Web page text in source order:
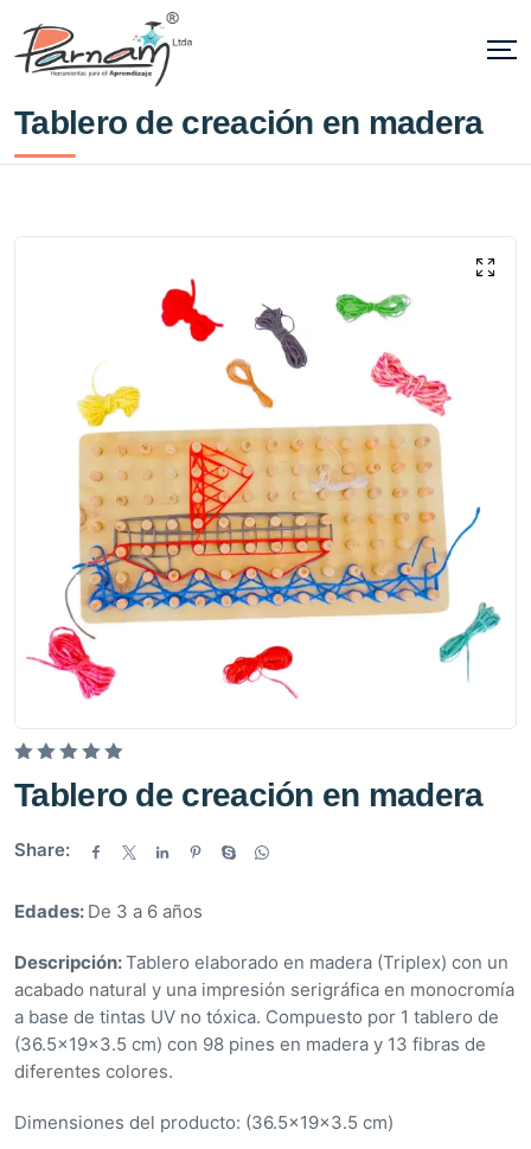
Tablero de creación en madera
V
a
o
a
o
e
n
0
d
5
Tablero de creación en madera
Share:
Edades: De 3 a 6 años
Descripción:Tablero elaborado en madera (Triplex) con un
acabado natural y una impresión serigráfica en monocromía
a base de tintas UV no tóxica. Compuesto por 1 tablero de
(36.5x19x3.5 cm) con 98 pines en madera y 13 fibras de
diferentes colores.
Dimensiones del producto: (36.5x19x3.5 cm)